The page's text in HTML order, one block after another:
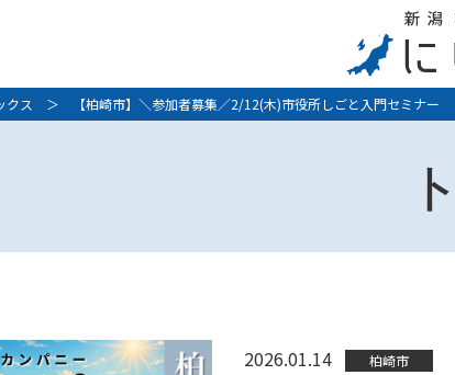
クス ＞ 【柏崎市】＼参加者募集／2/12(木)市役所しごと入門セミナー
2026.01.14 柏崎市